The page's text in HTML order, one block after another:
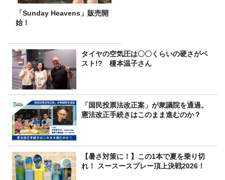
「Sunday Heavens」販売開
始！
タイヤの空気圧は〇〇くらいの硬さがベ
スト!? 榎本温子さん
「国民投票法改正案」が衆議院を通過。
憲法改正手続きはこのまま進むのか？
【暑さ対策に！】この1本で夏を乗り切
れ！ スースースプレー頂上決戦2026！